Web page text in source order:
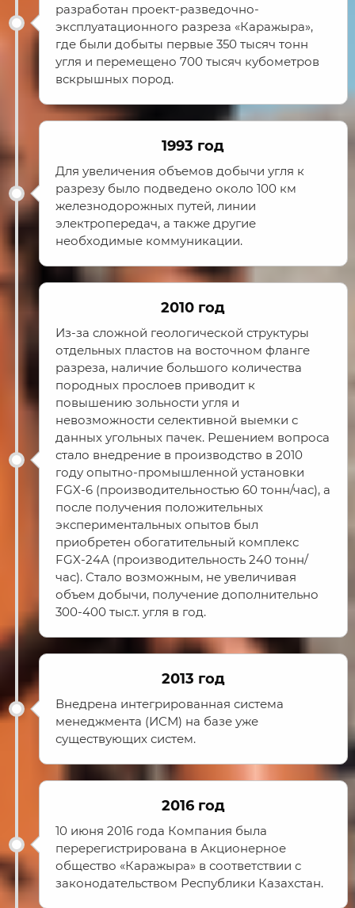
разработан проект-разведочно-
эксплуатационного разреза «Каражыра»,
где были добыты первые 350 тысяч тонн
угля и перемещено 700 тысяч кубометров
вскрышных пород.
1993 год
Для увеличения объемов добычи угля к
разрезу было подведено около 100 км
железнодорожных путей, линии
электропередач, а также другие
необходимые коммуникации.
2010 год
Из-за сложной геологической структуры
отдельных пластов на восточном фланге
разреза, наличие большого количества
породных прослоев приводит к
повышению зольности угля и
невозможности селективной выемки с
данных угольных пачек. Решением вопроса
стало внедрение в производство в 2010
году опытно-промышленной установки
FGX-6 (производительностью 60 тонн/час), а
после получения положительных
экспериментальных опытов был
приобретен обогатительный комплекс
FGX-24А (производительность 240 тонн/
час). Стало возможным, не увеличивая
объем добычи, получение дополнительно
300-400 тыс.т. угля в год.
2013 год
Внедрена интегрированная система
менеджмента (ИСМ) на базе уже
существующих систем.
2016 год
10 июня 2016 года Компания была
перерегистрирована в Акционерное
общество «Каражыра» в соответствии с
законодательством Республики Казахстан.